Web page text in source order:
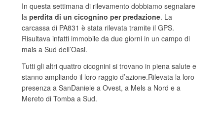
In questa settimana di rilevamento dobbiamo segnalare
la perdita di un cicognino per predazione. La
carcassa di PA831 è stata rilevata tramite il GPS.
Risultava infatti immobile da due giorni in un campo di
mais a Sud dell’Oasi.
Tutti gli altri quattro cicognini si trovano in piena salute e
stanno ampliando il loro raggio d’azione.Rilevata la loro
presenza a SanDaniele a Ovest, a Mels a Nord e a
Mereto di Tomba a Sud.